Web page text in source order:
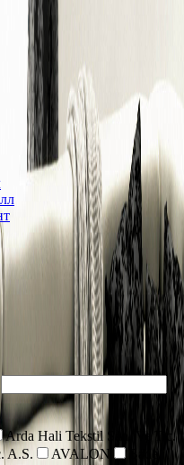
Arda Hali Tekstil San. Ve Tic.
A.S. AVALON